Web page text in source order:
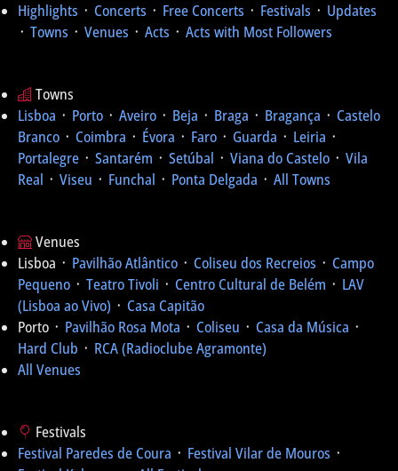
Highlights ᛫ Concerts ᛫ Free Concerts ᛫ Festivals ᛫ Updates
᛫ Towns ᛫ Venues ᛫ Acts ᛫ Acts with Most Followers
Towns
Lisboa ᛫ Porto ᛫ Aveiro ᛫ Beja ᛫ Braga ᛫ Bragança ᛫ Castelo
Branco ᛫ Coimbra ᛫ Évora ᛫ Faro ᛫ Guarda ᛫ Leiria ᛫
Portalegre ᛫ Santarém ᛫ Setúbal ᛫ Viana do Castelo ᛫ Vila
Real ᛫ Viseu ᛫ Funchal ᛫ Ponta Delgada ᛫ All Towns
Venues
Lisboa ᛫ Pavilhão Atlântico ᛫ Coliseu dos Recreios ᛫ Campo
Pequeno ᛫ Teatro Tivoli ᛫ Centro Cultural de Belém ᛫ LAV
(Lisboa ao Vivo) ᛫ Casa Capitão
Porto ᛫ Pavilhão Rosa Mota ᛫ Coliseu ᛫ Casa da Música ᛫
Hard Club ᛫ RCA (Radioclube Agramonte)
All Venues
Festivals
Festival Paredes de Coura ᛫ Festival Vilar de Mouros ᛫